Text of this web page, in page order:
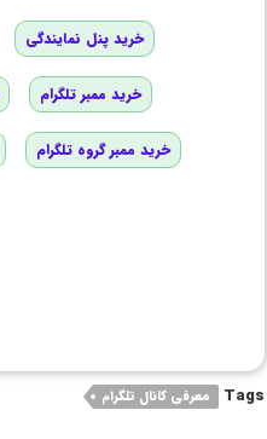
خرید پنل نمایندگی
خرید ممبر تلگرام
خرید ممبر گروه تلگرام
Tags معرفی کانال تلگرام